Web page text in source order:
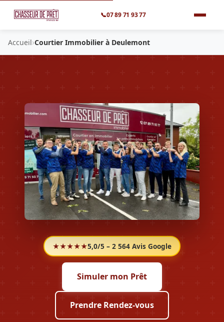
📞07 89 71 93 77
Accueil›Courtier Immobilier à Deulemont
★★★★★5,0/5 – 2 564 Avis Google
Simuler mon Prêt
Prendre Rendez-vous